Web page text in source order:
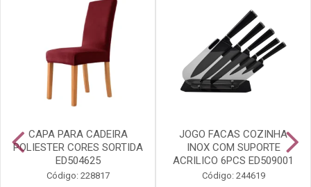
CAPA PARA CADEIRA
POLIESTER CORES SORTIDA
ED504625
Código: 228817
JOGO FACAS COZINHA
INOX COM SUPORTE
ACRILICO 6PCS ED509001
Código: 244619